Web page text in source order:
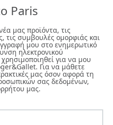
Paris
μας προϊόντα, τις
τις συμβουλές ομορφιάς και
μου στο ενημερωτικό
ηλεκτρονικού
για να μου
Για να μάθετε
μας όσον αφορά τη
σας δεδομένων,
μας.